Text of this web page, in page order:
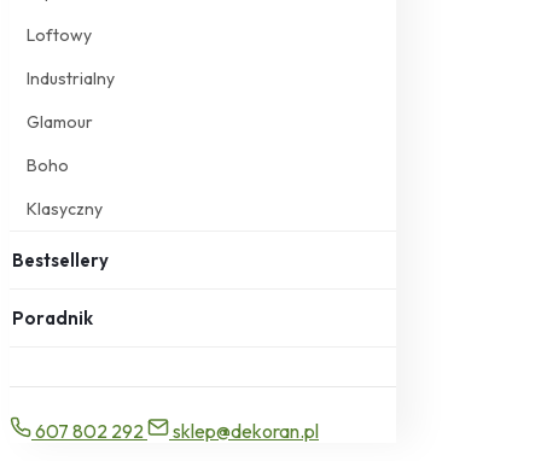
Loftowy
Industrialny
Glamour
Boho
Klasyczny
Bestsellery
Poradnik
607 802 292
sklep@dekoran.pl